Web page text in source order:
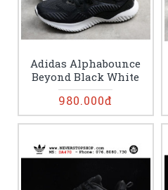
Adidas Alphabounce
Beyond Black White
980.000đ